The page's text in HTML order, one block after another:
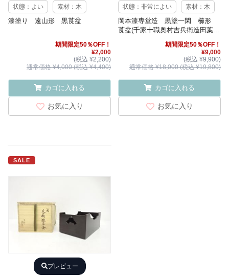
状態：よい 素材：木
漆塗り 遠山形 黒莨盆
期間限定50％OFF！
¥2,000
(税込 ¥2,200)
通常価格 ¥4,000 (税込 ¥4,400)
カゴに入れる
お気に入り
状態：非常によい 素材：木
岡本漆専堂造 黒塗一閑 櫛形
莨盆(千家十職奥村吉兵衛造田葉粉
期間限定50％OFF！
¥9,000
(税込 ¥9,900)
通常価格 ¥18,000 (税込 ¥19,800)
カゴに入れる
お気に入り
SALE
プレビュー